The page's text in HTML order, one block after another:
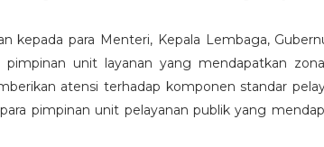
kepada para Menteri, Kepala Lembaga,
pimpinan unit layanan yang mendapatkan
atensi terhadap komponen standar
pimpinan unit pelayanan publik yang